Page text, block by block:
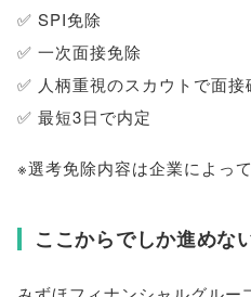
✅ SPI免除
✅ 一次面接免除
✅ 人柄重視のスカウトで面接
✅ 最短3日で内定
※選考免除内容は企業によっ
ここからでしか進めな